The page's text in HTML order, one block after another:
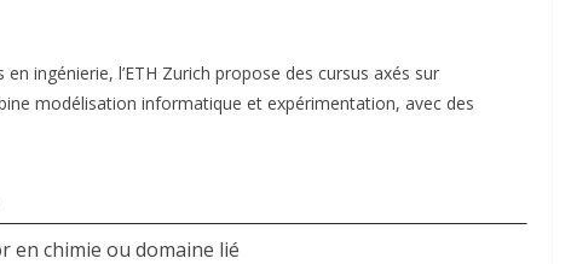
en ingénierie, l’ETH Zurich propose des cursus axés sur
modélisation informatique et expérimentation, avec des
en chimie ou domaine lié